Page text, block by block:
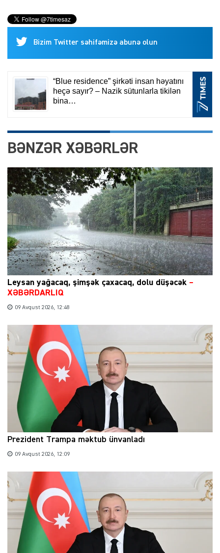
Bizim Twitter səhifəmizə abunə olun
BƏNZƏR XƏBƏRLƏR
Leysan yağacaq, şimşək çaxacaq, dolu düşəcək –
XƏBƏRDARLIQ
09 Avqust 2026, 12:48
Prezident Trampa məktub ünvanladı
09 Avqust 2026, 12:09